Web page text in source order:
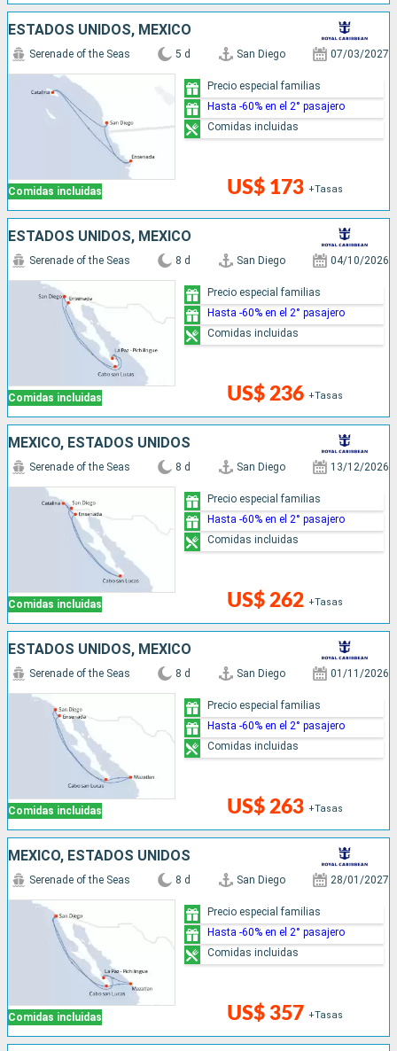
ESTADOS UNIDOS, MÉXICO
Comidas incluidas
Serenade of the Seas 5 d San Diego 07/03/2027
US$ 173 +Tasas
Precio especial familias
Hasta -60% en el 2° pasajero
Comidas incluidas
ESTADOS UNIDOS, MÉXICO
Comidas incluidas
Serenade of the Seas 8 d San Diego 04/10/2026
US$ 236 +Tasas
Precio especial familias
Hasta -60% en el 2° pasajero
Comidas incluidas
MÉXICO, ESTADOS UNIDOS
Comidas incluidas
Serenade of the Seas 8 d San Diego 13/12/2026
US$ 262 +Tasas
Precio especial familias
Hasta -60% en el 2° pasajero
Comidas incluidas
ESTADOS UNIDOS, MÉXICO
Comidas incluidas
Serenade of the Seas 8 d San Diego 01/11/2026
US$ 263 +Tasas
Precio especial familias
Hasta -60% en el 2° pasajero
Comidas incluidas
MÉXICO, ESTADOS UNIDOS
Comidas incluidas
Serenade of the Seas 8 d San Diego 28/01/2027
US$ 357 +Tasas
Precio especial familias
Hasta -60% en el 2° pasajero
Comidas incluidas